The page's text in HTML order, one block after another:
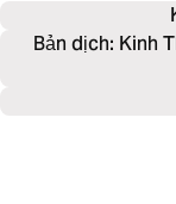
Bản dịch: Kinh